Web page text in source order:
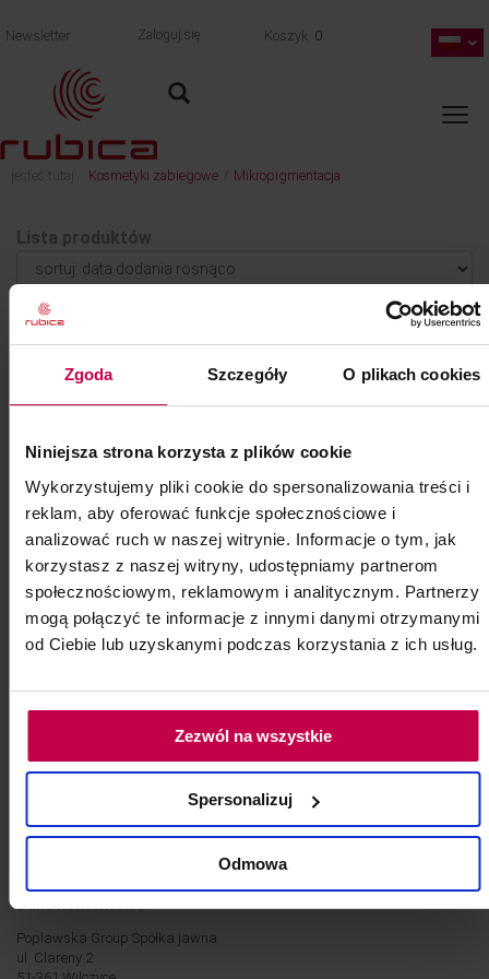
Zgoda Szczegóły O plikach cookies
Niniejsza strona korzysta z plików cookie
Wykorzystujemy pliki cookie do spersonalizowania treści i
reklam, aby oferować funkcje społecznościowe i
analizować ruch w naszej witrynie. Informacje o tym, jak
korzystasz z naszej witryny, udostępniamy partnerom
społecznościowym, reklamowym i analitycznym. Partnerzy
mogą połączyć te informacje z innymi danymi otrzymanymi
od Ciebie lub uzyskanymi podczas korzystania z ich usług.
Zezwól na wszystkie
Spersonalizuj
Odmowa
Newsletter Zaloguj się Koszyk 0
jesteś tutaj: Kosmetyki zabiegowe Mikropigmentacja
Lista produktów
DOSTAWA
Informacje
Regulamin Konta użytkownika
Regulamin Sklepu Rubica
Transport i płatności
rabatowych
Regulamin promocji produkt
za 1zł
Moje konto
Rejestracja
Logowanie
Poplawska Group
Serwis
Reklamacje
Zamówienia hurtowe
Dane kontaktowe
Poplawska Group Spółka jawna
ul. Clareny 2